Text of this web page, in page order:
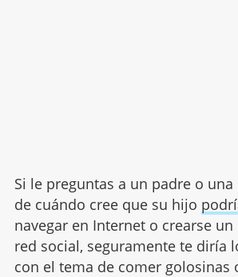
Si le preguntas a un padre o una
de cuándo cree que su hijo
navegar en Internet o crearse
red social, seguramente te diría
con el tema de comer golosinas